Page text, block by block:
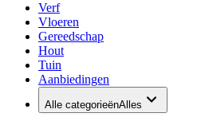
Verf
Vloeren
Gereedschap
Hout
Tuin
Aanbiedingen
Alle categorieënAlles